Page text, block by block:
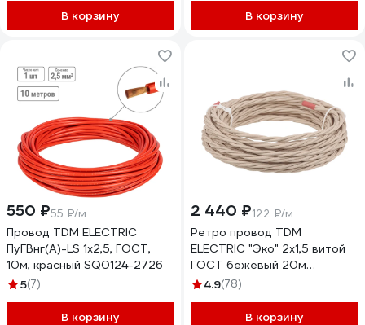
В корзину В корзину
550 ₽55 ₽/м
Провод TDM ELECTRIC
ПуГВнг(А)-LS 1x2,5, ГОСТ,
10м, красный SQ0124-2726
5(7)
В корзину
2 440 ₽122 ₽/м
Ретро провод TDM
ELECTRIC "Эко" 2x1,5 витой
ГОСТ бежевый 20м
SQ2801-0211
4.9(78)
В корзину